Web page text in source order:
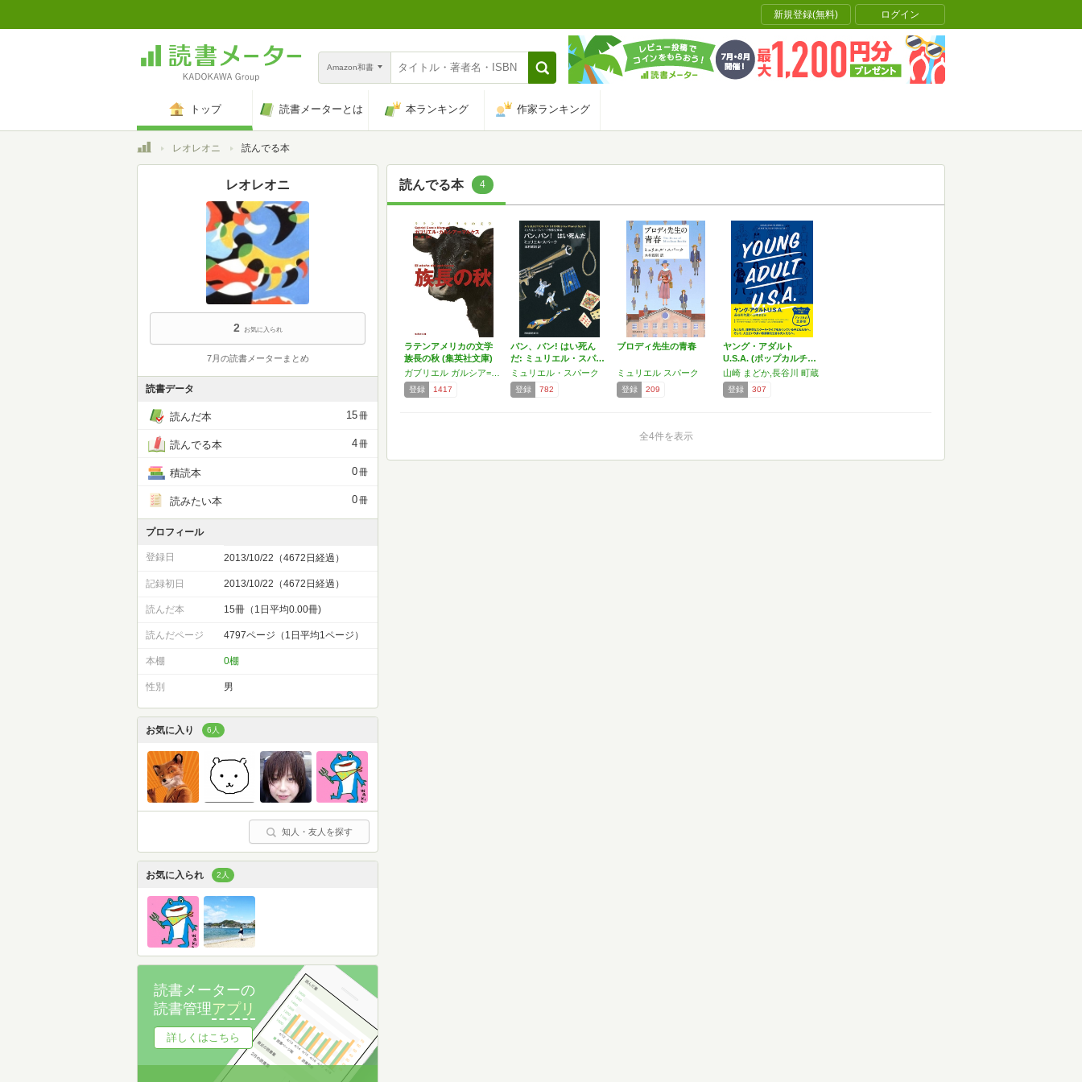
新規登録(無料) ログイン
Amazon和書
トップ 読書メーターとは 本ランキング 作家ランキング
トップレオレオニ 読んでる本
読んでる本 4
ラテンアメリカの文学
族長の秋 (集英社文庫)
登録 1417
バン、バン! はい死ん
だ: ミュリエル・スパ…
ミュリエル・スパーク
登録 782
ブロディ先生の青春
ミュリエル スパーク
登録 209
ヤング・アダルト
U.S.A. (ポップカルチ…
山崎 まどか,長谷川 町蔵
登録 307
全4件を表示
レオレオニ
2 お気に入られ
7月の読書メーターまとめ
読書データ
読んだ本 15冊
読んでる本 4冊
積読本 0冊
読みたい本 0冊
プロフィール
登録日 2013/10/22（4672日経過）
記録初日 2013/10/22（4672日経過）
読んだ本 15冊（1日平均0.00冊)
読んだページ 4797ページ（1日平均1ページ）
本棚 0棚
性別 男
お気に入り 6人
知人・友人を探す
お気に入られ 2人
読書メーターの
読書管理アプリ
詳しくはこちら